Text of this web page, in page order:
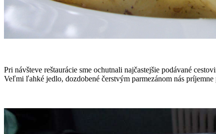
Pri návšteve reštaurácie sme ochutnali najčastejšie podávané
Veľmi ľahké jedlo, dozdobené čerstvým parmezánom nás